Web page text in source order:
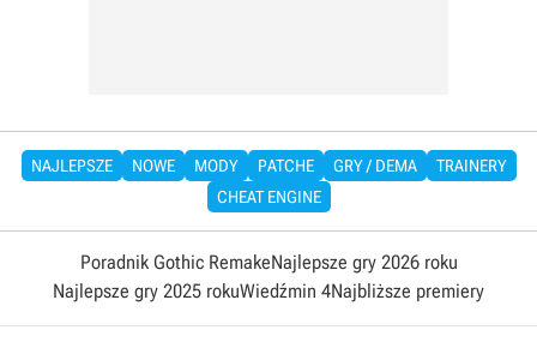
NAJLEPSZE NOWE MODY PATCHE GRY / DEMA
TRAINERY
CHEAT ENGINE
Poradnik Gothic RemakeNajlepsze gry 2026 roku
Najlepsze gry 2025 rokuWiedźmin 4Najbliższe premiery